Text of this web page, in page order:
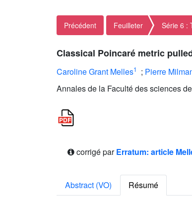
Précédent Feuilleter Série 6 :
Classical Poincaré metric
Caroline Grant Melles1 ; Pierre
Annales de la Faculté des sciences
corrigé parErratum: article
Abstract (VO)
Résumé